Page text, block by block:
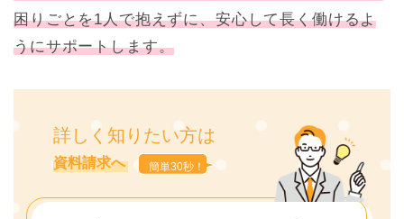
困りごとを1人で抱えずに、安心して長く働けるよ
うにサポートします。
詳しく知りたい方は
資料請求へ 簡単30秒！